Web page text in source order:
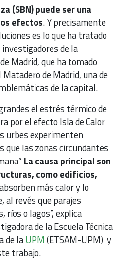
(SBN) puede ser una
efectos. Y precisamente
es lo que ha tratado
de la
Madrid, que ha tomado
de Madrid, una de
de la capital.
el estrés térmico de
por el efecto Isla de Calor
urbes experimenten
las zonas circundantes
La causa principal son
como edificios,
más calor y lo
revés que parajes
ríos o lagos”, explica
de la Escuela Técnica
de laUPM (ETSAM-UPM) y
trabajo.